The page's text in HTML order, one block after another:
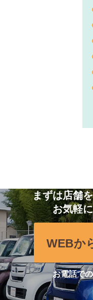
まずは店舗
お気軽
WEBか
お電話で